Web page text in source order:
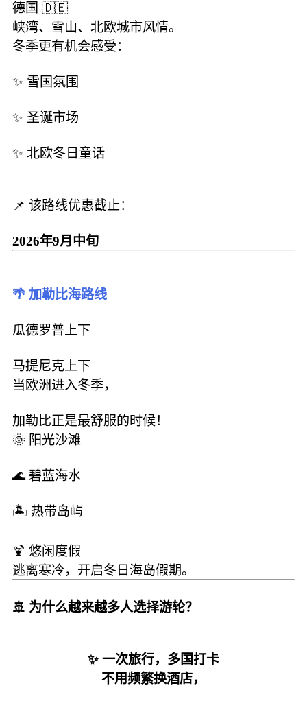
德国 🇩🇪
峡湾、雪山、北欧城市风情。
冬季更有机会感受：
✨ 雪国氛围
✨ 圣诞市场
✨ 北欧冬日童话
📌 该路线优惠截止：
2026年9月中旬
🌴 加勒比海路线
瓜德罗普上下
马提尼克上下
当欧洲进入冬季，
加勒比正是最舒服的时候！
🌞 阳光沙滩
🌊 碧蓝海水
🏝️ 热带岛屿
🍹 悠闲度假
逃离寒冷，开启冬日海岛假期。
🚢 为什么越来越多人选择游轮？
✨ 一次旅行，多国打卡
不用频繁换酒店，